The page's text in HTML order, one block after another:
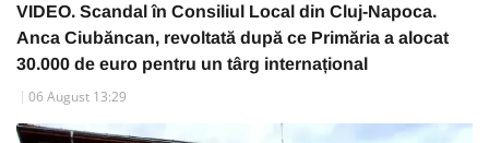
VIDEO. Scandal în Consiliul Local din Cluj-Napoca.
Anca Ciubăncan, revoltată după ce Primăria a alocat
30.000 de euro pentru un târg internațional
06 August 13:29